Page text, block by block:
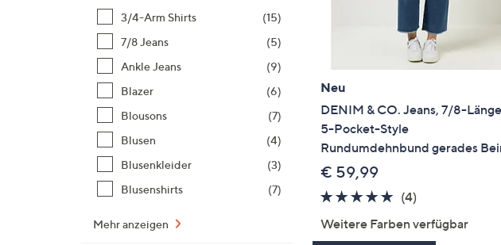
anzuzeigen.
3/4-Arm Shirts
(15)
7/8 Jeans
(5)
Ankle Jeans
(9)
Blazer
(6)
Blousons
(7)
Blusen
(4)
Blusenkleider
(3)
Blusenshirts
(7)
Mehr anzeigen
Neu
DENIM & CO. Jeans, 7/8-Länge
5-Pocket-Style
Rundumdehnbund gerades
€ 59,99
4.8
5
(4)4
Weitere Farben verfügbar